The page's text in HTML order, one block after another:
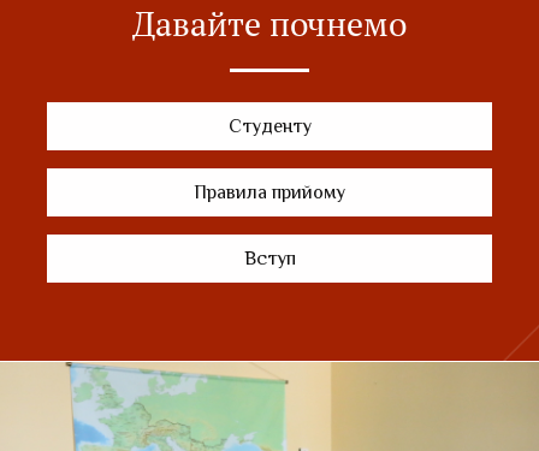
Давайте почнемо
Студенту
Правила прийому
Вступ